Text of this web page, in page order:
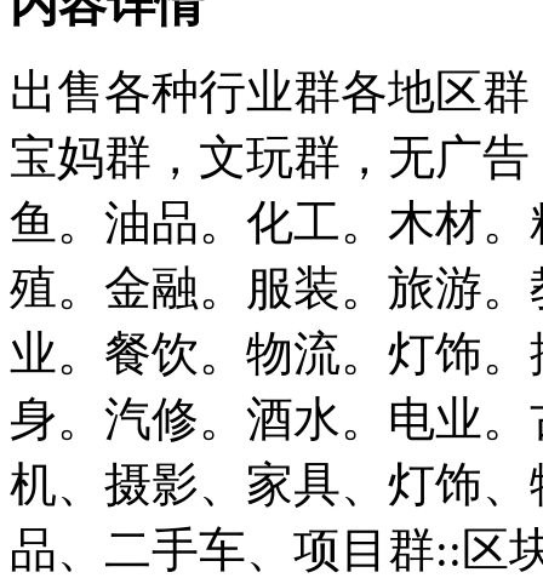
出售各种行业群各地区
宝妈群，文玩群，无广
鱼。油品。化工。木材
殖。金融。服装。旅游
业。餐饮。物流。灯饰
身。汽修。酒水。电业
机、摄影、家具、灯饰
品、二手车、项目群::区